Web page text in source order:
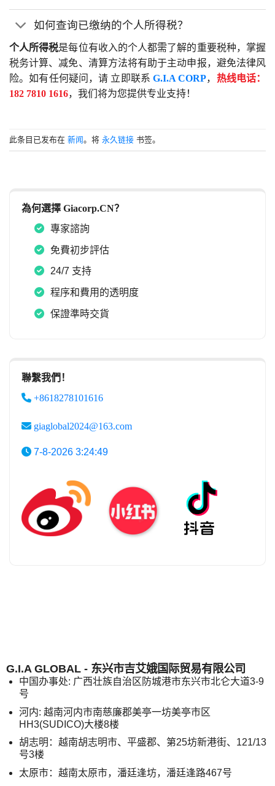
如何查询已缴纳的个人所得税？
个人所得税是每位有收入的个人都需了解的重要税种，掌握
税务计算、减免、清算方法将有助于主动申报，避免法律风
险。如有任何疑问，请 立即联系G.I.A CORP， 热线电话：
182 7810 1616，我们将为您提供专业支持！
此条目已发布在 新闻。将 永久链接 书签。
為何選擇 Giacorp.CN？
專家諮詢
免費初步評估
24/7 支持
程序和費用的透明度
保證準時交貨
聯繫我們！
+8618278101616
giaglobal2024@163.com
7-8-2026 3:24:49
G.I.A GLOBAL - 东兴市吉艾娥国际贸易有限公司
中国办事处: 广西壮族自治区防城港市东兴市北仑大道3-9
号
河内: 越南河内市南慈廉郡美亭一坊美亭市区
HH3(SUDICO)大楼8楼
胡志明：越南胡志明市、平盛郡、第25坊新港街、121/13
号3楼
太原市：越南太原市，潘廷逢坊，潘廷逢路467号